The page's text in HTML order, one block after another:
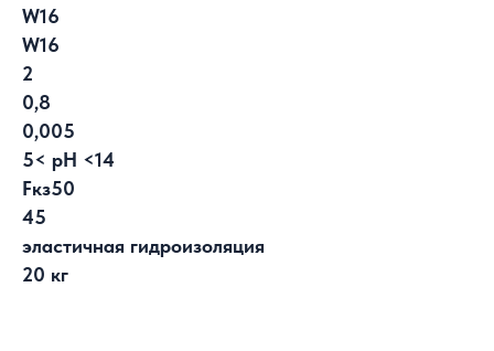
W16
W16
2
0,8
0,005
5< pH <14
Fкз50
45
эластичная гидроизоляция
20 кг